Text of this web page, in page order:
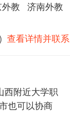
教
济南外教
查看详情并联系
西附近大学职
也可以协商